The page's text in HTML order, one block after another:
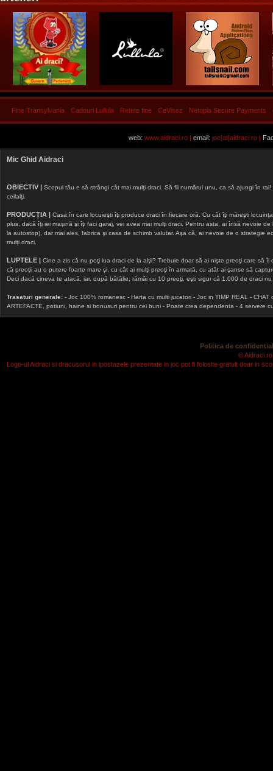
Fine Transylvania Cadouri Lullula Retete fine CeVisez Netopia Secure Payments
web: www.aidraci.ro | email: joc[at]aidraci.ro |
Mic Ghid Aidraci
OBIECTIV | Scopul tău e să strângi cât mai mulţi draci. Să fii numărul unu, ca să ajungi în
ceilalţi.
PRODUCȚIA | Casa în care locuieşti îţi produce draci în fiecare oră. Cu cât îţi măreşti
plus, dacă îţi iei maşină şi îţi faci garaj, vei avea mai mulţi draci. Pentru asta, ai însă nevoie
la autostop), dar mai ales, fabrica şi casa de schimb valutar. Aşa că, ai nevoie de o strategie
mulţi draci.
LUPTELE | Cine a zis că nu poţi lua draci de la alţii? Trebuie doar să ai nişte preoţi care să
că preoţii au o putere foarte mare şi, cu cât ai mulţi preoţi în armată, cu atât ai şanse să
Deci dacă cineva te atacă, iar, după bătălie, rămâi cu 10 preoţi, eşti sigur că 1.000 de draci
Trasaturi generale: - Joc 100% romanesc - Harta cu multi jucatori - Joc in TIMP REAL -
ARTEFACTE, potiuni, haine si bonusuri pentru cei buni - Poate crea dependenta - 4 servere
Politica de
©
Logo-ul Aidraci si dracusorul in ipostazele prezentate in joc pot fi folosite gratuit doar in